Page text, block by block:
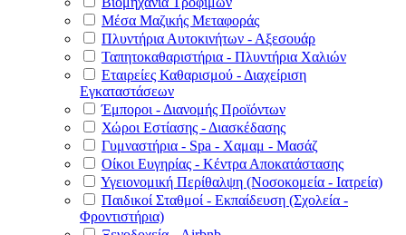
Μέσα Μαζικής Μεταφοράς
Πλυντήρια Αυτοκινήτων - Αξεσουάρ
Ταπητοκαθαριστήρια - Πλυντήρια Χαλιών
Εταιρείες Καθαρισμού - Διαχείριση
Εγκαταστάσεων
Έμποροι - Διανομής Προϊόντων
Χώροι Εστίασης - Διασκέδασης
Γυμναστήρια - Spa - Χαμαμ - Μασάζ
Οίκοι Ευγηρίας - Κέντρα Αποκατάστασης
Υγειονομική Περίθαλψη (Νοσοκομεία - Ιατρεία)
Παιδικοί Σταθμοί - Εκπαίδευση (Σχολεία -
Φροντιστήρια)